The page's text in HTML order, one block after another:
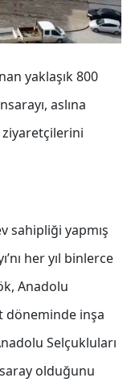
yaklaşık 800
aslına
sahipliği yapmış
her yıl binlerce
Anadolu
döneminde inşa
Selçukluları
olduğunu